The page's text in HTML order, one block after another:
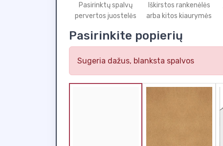
Pasirinktų spalvų
pervertos juostelės
Iškirstos rankenėlės
arba kitos kiaurymės
Pasirinkite popierių
Sugeria dažus, blanksta spalvos